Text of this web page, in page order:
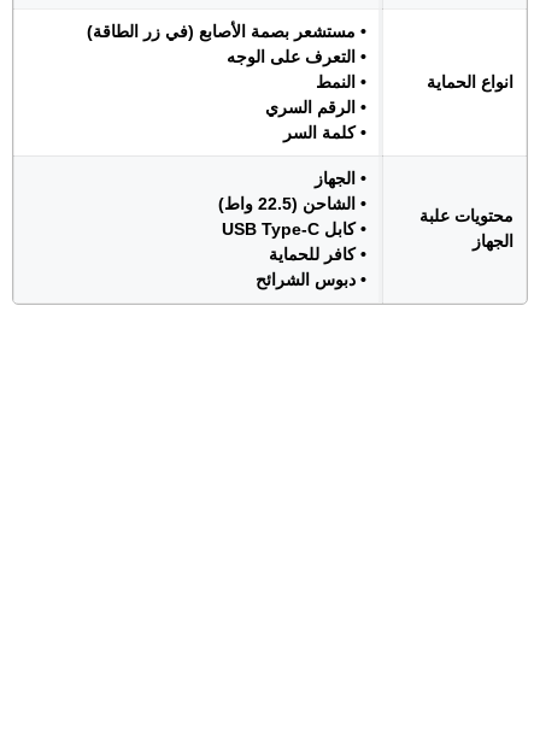
انواع الحماية
• مستشعر بصمة الأصابع (في زر الطاقة)
• التعرف على الوجه
• النمط
• الرقم السري
• كلمة السر
محتويات علبة
الجهاز
• الجهاز
• الشاحن (22.5 واط)
• كابل USB Type-C
• كافر للحماية
• دبوس الشرائح